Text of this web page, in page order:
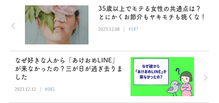
35歳以上でモテる女性の共通点は？
とにかくお節介もヤキモチも焼くな！
2023.12.08 | #187
なぜ好きな人から「あけおめLINE」
が来なかったの？三が日が過ぎ去りま
した
2023.12.12 | #085